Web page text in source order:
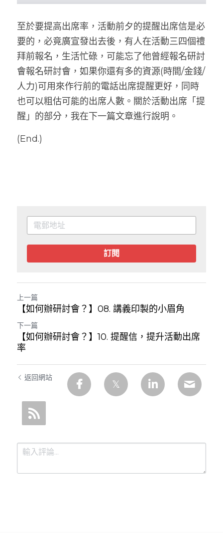
至於要提高出席率，活動前夕的提醒出席信是必
要的，必竟廣宣發出去後，有人在活動三四個禮
拜前報名，生活忙碌，可能忘了他曾經報名研討
會報名研討會，如果你還有多的資源(時間/金錢/
人力)可用來作行前的電話出席提醒更好，同時
也可以粗估可能的出席人數。關於活動出席「提
醒」的部分，我在下一篇文章進行說明。
(End.)
訂閱
上一篇
【如何辦研討會？】08. 講義印製的小眉角
下一篇
【如何辦研討會？】10. 提醒信，提升活動出席
率
返回網站